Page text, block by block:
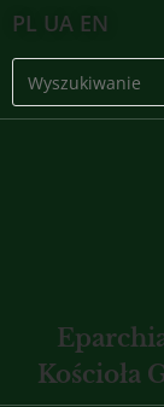
PL UA EN
Kościoła